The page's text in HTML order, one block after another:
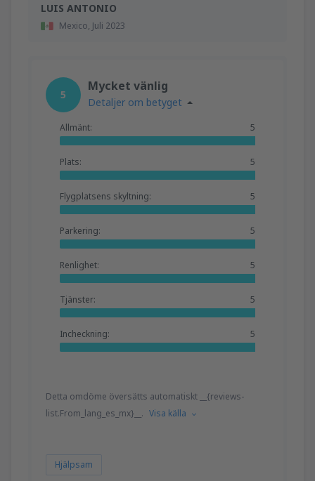
LUIS ANTONIO
Mexico, Juli 2023
5
Mycket vänlig
Detaljer om betyget
Allmänt: 5
Plats: 5
Flygplatsens skyltning: 5
Parkering: 5
Renlighet: 5
Tjänster: 5
Incheckning: 5
Detta omdöme översätts automatiskt __{reviews-
list.From_lang_es_mx}__. Visa källa
Hjälpsam